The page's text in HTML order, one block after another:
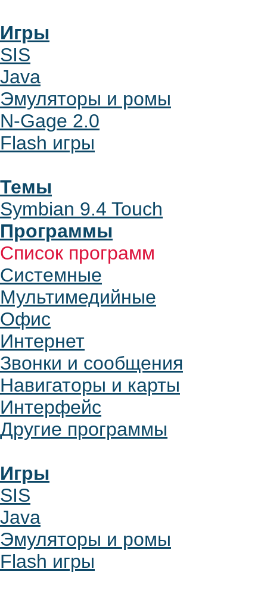
Игры
SIS
Java
Эмуляторы и ромы
N-Gage 2.0
Flash игры
Темы
Symbian 9.4 Touch
Программы
Список программ
Системные
Мультимедийные
Офис
Интернет
Звонки и сообщения
Навигаторы и карты
Интерфейс
Другие программы
Игры
SIS
Java
Эмуляторы и ромы
Flash игры